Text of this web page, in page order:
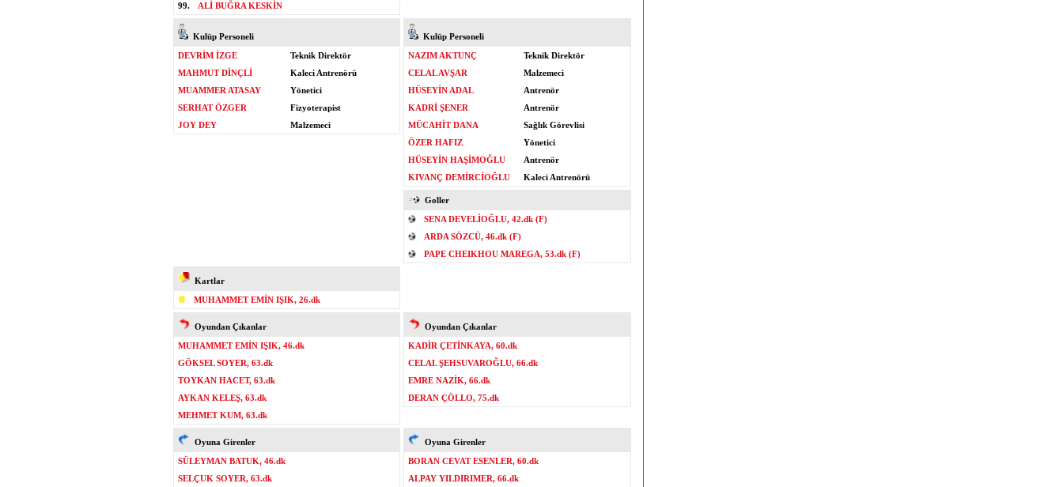
99.
ALİ BUĞRA KESKİN
Kulüp Personeli
DEVRİM İZGE
Teknik Direktör
MAHMUT DİNÇLİ
Kaleci Antrenörü
MUAMMER ATASAY
Yönetici
SERHAT ÖZGER
Fizyoterapist
JOY DEY
Malzemeci
Kulüp Personeli
NAZIM AKTUNÇ
Teknik Direktör
CELAL AVŞAR
Malzemeci
HÜSEYİN ADAL
Antrenör
KADRİ ŞENER
Antrenör
MÜCAHİT DANA
Sağlık Görevlisi
ÖZER HAFIZ
Yönetici
HÜSEYİN HAŞİMOĞLU
Antrenör
KIVANÇ DEMİRCİOĞLU
Kaleci Antrenörü
Goller
SENA DEVELİOĞLU, 42.dk (F)
ARDA SÖZCÜ, 46.dk (F)
PAPE CHEIKHOU MAREGA, 53.dk (F)
Kartlar
MUHAMMET EMİN IŞIK, 26.dk
Oyundan Çıkanlar
MUHAMMET EMİN IŞIK, 46.dk
GÖKSEL SOYER, 63.dk
TOYKAN HACET, 63.dk
AYKAN KELEŞ, 63.dk
MEHMET KUM, 63.dk
Oyundan Çıkanlar
KADİR ÇETİNKAYA, 60.dk
CELAL ŞEHSUVAROĞLU, 66.dk
EMRE NAZİK, 66.dk
DERAN ÇÖLLO, 75.dk
Oyuna Girenler
SÜLEYMAN BATUK, 46.dk
SELÇUK SOYER, 63.dk
Oyuna Girenler
BORAN CEVAT ESENLER, 60.dk
ALPAY YILDIRIMER, 66.dk